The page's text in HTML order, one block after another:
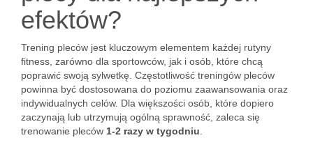
efektów?
Trening pleców jest kluczowym elementem każdej rutyny
fitness, zarówno dla sportowców, jak i osób, które chcą
poprawić swoją sylwetkę. Częstotliwość treningów pleców
powinna być dostosowana do poziomu zaawansowania oraz
indywidualnych celów. Dla większości osób, które dopiero
zaczynają lub utrzymują ogólną sprawność, zaleca się
trenowanie pleców 1-2 razy w tygodniu